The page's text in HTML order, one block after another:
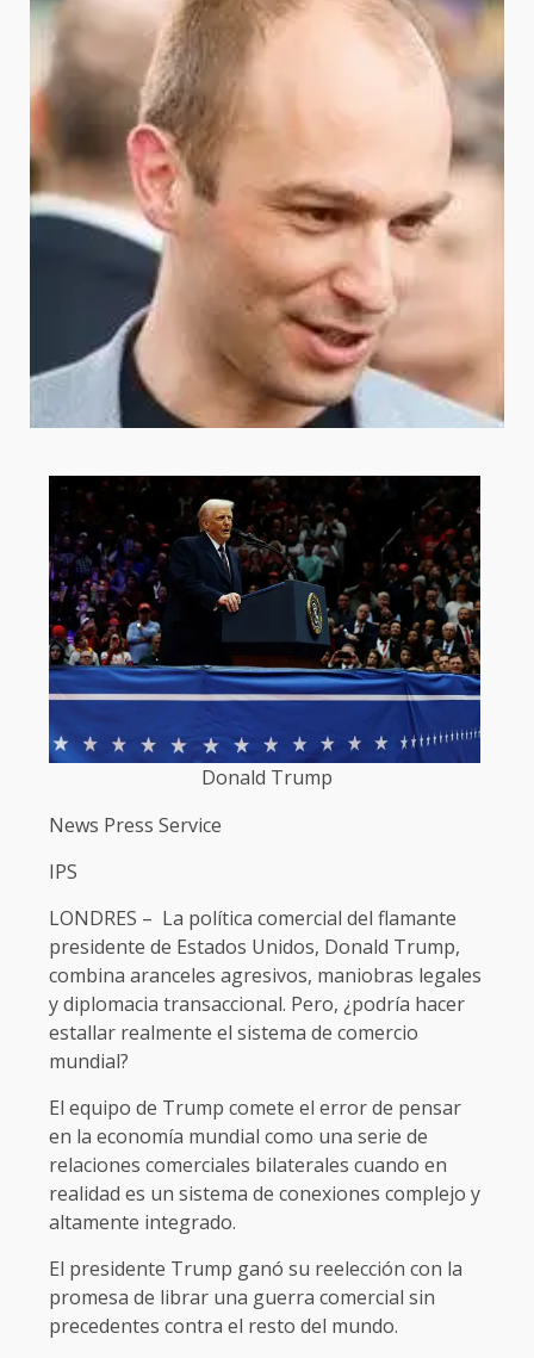
Donald Trump
News Press Service
IPS
LONDRES – La política comercial del flamante
presidente de Estados Unidos, Donald Trump,
combina aranceles agresivos, maniobras legales
y diplomacia transaccional. Pero, ¿podría hacer
estallar realmente el sistema de comercio
mundial?
El equipo de Trump comete el error de pensar
en la economía mundial como una serie de
relaciones comerciales bilaterales cuando en
realidad es un sistema de conexiones complejo y
altamente integrado.
El presidente Trump ganó su reelección con la
promesa de librar una guerra comercial sin
precedentes contra el resto del mundo.